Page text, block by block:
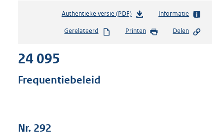
Authentieke versie (PDF)b
s
Informatie
Gerelateerd Printen Delen
24 095
Frequentiebeleid
Nr. 292